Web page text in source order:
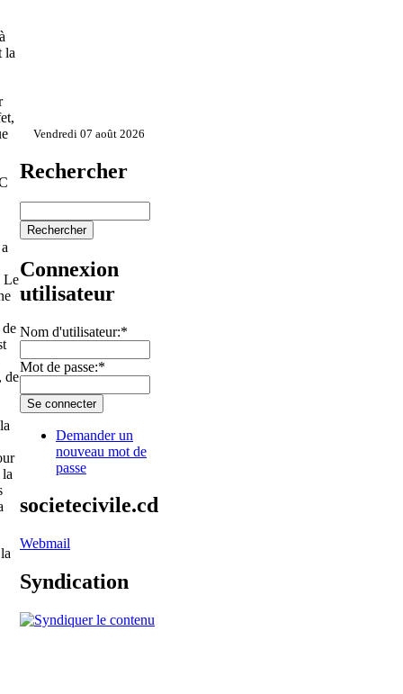
la
Le
de
Vendredi 07 août 2026
Rechercher
Connexion
utilisateur
Nom d'utilisateur:*
Mot de passe:*
Demander un
nouveau mot de
passe
societecivile.cd
Webmail
Syndication